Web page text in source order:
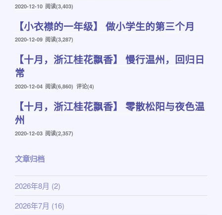
发
2020-12-10 阅读(3,403)
【小衣襟的一年级】 做小学生的第三个月
发
2020-12-09 阅读(3,287)
【十月，浙江桂花飘香】 慢行温州，回归日
常
发
2020-12-04 阅读(6,860) 评论(4)
【十月，浙江桂花飘香】 零散松阳与夜色温
州
发
2020-12-03 阅读(2,357)
文章归档
2026年8月 (2)
2026年7月 (16)